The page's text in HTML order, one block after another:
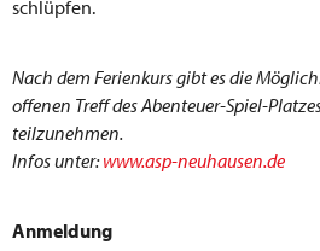
schlüpfen.
Nach dem Ferienkurs gibt es die
offenen Treff des Abenteuer-Spiel-
teilzunehmen.
Infos unter:www.asp-neuhausen.de
Anmeldung